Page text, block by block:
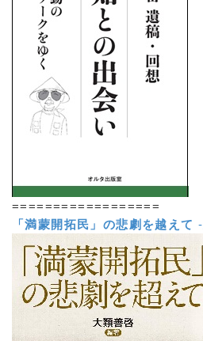
==================
「満蒙開拓民」の悲劇を越えて -